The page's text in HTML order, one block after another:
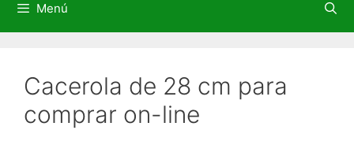
Menú
Cacerola de 28 cm para
comprar on-line